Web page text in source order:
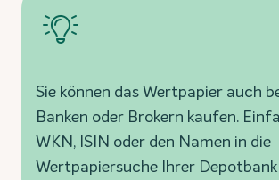
Sie können das Wertpapier auch
Banken oder Brokern kaufen.
WKN, ISIN oder den Namen in die
Wertpapiersuche Ihrer Depotbank